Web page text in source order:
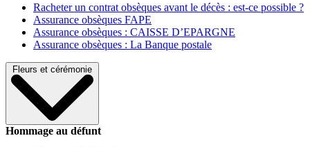
Racheter un contrat obsèques avant le décès : est-ce possible ?
Assurance obsèques FAPE
Assurance obsèques : CAISSE D’EPARGNE
Assurance obsèques : La Banque postale
Fleurs et cérémonie
Hommage au défunt